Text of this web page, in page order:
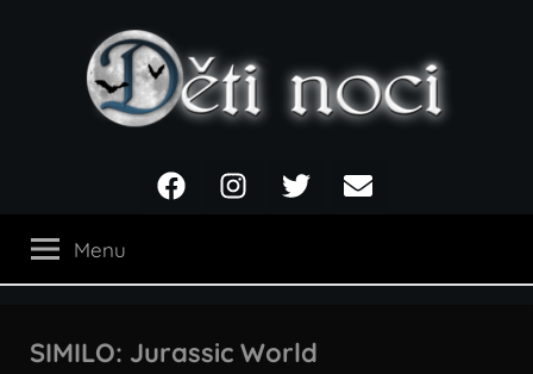
noci
FacebookInstagramTwitter Email
Menu
SIMILO: Jurassic World